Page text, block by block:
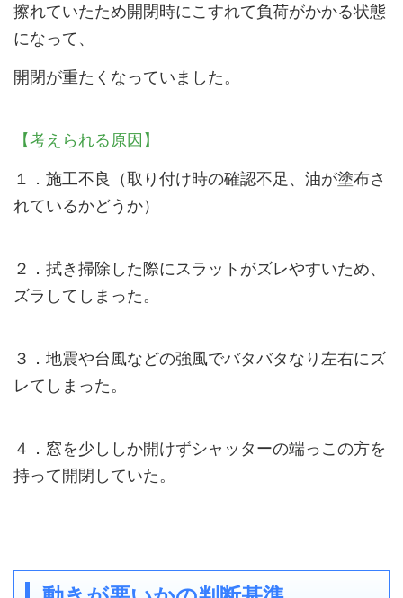
擦れていたため開閉時にこすれて負荷がかかる状態
になって、
開閉が重たくなっていました。
【考えられる原因】
１．施工不良（取り付け時の確認不足、油が塗布さ
れているかどうか）
２．拭き掃除した際にスラットがズレやすいため、
ズラしてしまった。
３．地震や台風などの強風でバタバタなり左右にズ
レてしまった。
４．窓を少ししか開けずシャッターの端っこの方を
持って開閉していた。